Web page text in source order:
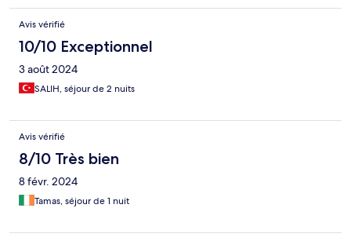
Avis vérifié
10/10 Exceptionnel
3 août 2024
SALIH, séjour de 2 nuits
Avis vérifié
8/10 Très bien
8 févr. 2024
Tamas, séjour de 1 nuit